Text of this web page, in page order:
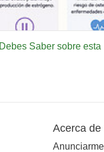
Saber sobre esta
Acerca de